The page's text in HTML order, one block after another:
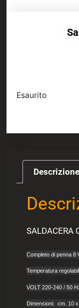
Esaurito
Descrizione
SALDACERA
Completo di penna 8
Temperatura
VOLT 220-240 / 50
Dimensioni: cm. 10